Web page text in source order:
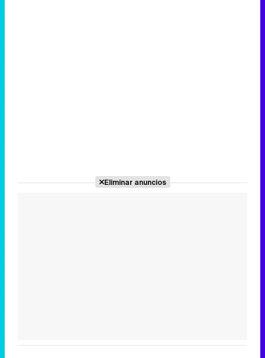
Eliminar anuncios